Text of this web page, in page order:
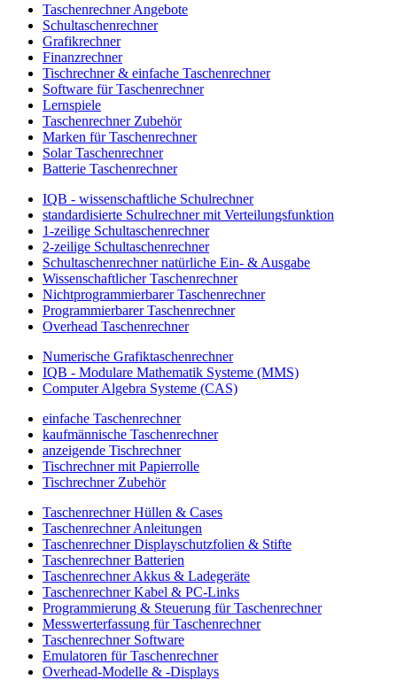
Taschenrechner Angebote
Schultaschenrechner
Grafikrechner
Finanzrechner
Tischrechner & einfache Taschenrechner
Software für Taschenrechner
Lernspiele
Taschenrechner Zubehör
Marken für Taschenrechner
Solar Taschenrechner
Batterie Taschenrechner
IQB - wissenschaftliche Schulrechner
standardisierte Schulrechner mit Verteilungsfunktion
1-zeilige Schultaschenrechner
2-zeilige Schultaschenrechner
Schultaschenrechner natürliche Ein- & Ausgabe
Wissenschaftlicher Taschenrechner
Nichtprogrammierbarer Taschenrechner
Programmierbarer Taschenrechner
Overhead Taschenrechner
Numerische Grafiktaschenrechner
IQB - Modulare Mathematik Systeme (MMS)
Computer Algebra Systeme (CAS)
einfache Taschenrechner
kaufmännische Taschenrechner
anzeigende Tischrechner
Tischrechner mit Papierrolle
Tischrechner Zubehör
Taschenrechner Hüllen & Cases
Taschenrechner Anleitungen
Taschenrechner Displayschutzfolien & Stifte
Taschenrechner Batterien
Taschenrechner Akkus & Ladegeräte
Taschenrechner Kabel & PC-Links
Programmierung & Steuerung für Taschenrechner
Messwerterfassung für Taschenrechner
Taschenrechner Software
Emulatoren für Taschenrechner
Overhead-Modelle & -Displays